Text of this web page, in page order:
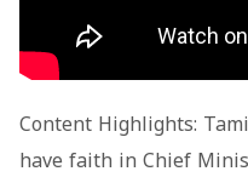
Content Highlights:
have faith in Chief